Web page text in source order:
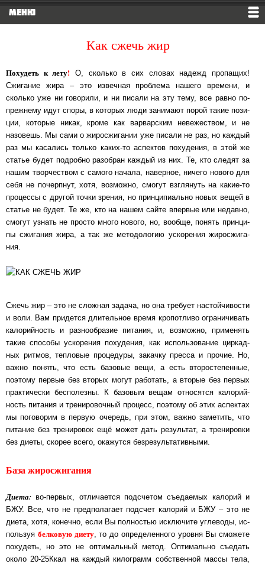
МЕНЮ
Как сжечь жир
Похудеть к лету! О, сколько в сих словах надежд пропащих!
Сжигание жира – это из­веч­ная проб­ле­ма нашего времени, и
сколько уже ни говорили, и ни писали на эту тему, все рав­но по-
преж­не­му идут споры, в которых люди занимают порой такие по­зи­
ции, ко­то­рые никак, кроме как варварским невежеством, и не
назовешь. Мы са­ми о жи­ро­сжи­га­нии уже пи­са­ли не раз, но каждый
раз мы касались только каких-то ас­пек­тов по­ху­де­ния, в этой же
статье будет подробно разобран каждый из них. Те, кто сле­дят за
на­шим твор­чест­вом с са­мо­го начала, наверное, ничего нового для
себя не по­черп­нут, хо­тя, воз­мож­но, смо­гут взглянуть на какие-то
процессы с другой точ­ки зре­ния, но прин­ци­пи­аль­но но­вых ве­щей в
статье не будет. Те же, кто на нашем сай­те впер­вые или не­дав­но,
смо­гут узнать не просто много нового, но, вообще, по­нять прин­ци­
пы сжи­га­ния жи­ра, а так же ме­то­до­ло­гию ус­ко­ре­ния жи­ро­сжи­га­
ния.
Сжечь жир – это не сложная задача, но она требует настойчивости
и воли. Вам при­дет­ся дли­тель­ное вре­мя кропотливо ограничивать
калорийность и разнообразие пи­та­ния, и, воз­мож­но, при­ме­нять
такие способы ускорения похудения, как использование цир­кад­
ных рит­мов, теп­ло­вые про­це­ду­ры, закачку пресса и прочие. Но,
важно понять, что есть ба­зо­вые ве­щи, а есть второстепенные,
поэтому пер­вые без вто­рых мо­гут ра­бо­тать, а вто­рые без пер­вых
прак­ти­чес­ки бес­по­лез­ны. К базовым вещам относятся ка­ло­рий­
ность пи­та­ния и тре­ни­ро­воч­ный про­цесс, поэтому об этих аспектах
мы по­го­во­рим в пер­вую оче­редь, при этом, важно заметить, что
питание без тренировок ещё мо­жет дать ре­зуль­тат, а тре­ни­ров­ки
без дие­ты, скорее всего, окажутся без­резуль­та­тив­ны­ми.
База жиросжигания
Диета: во-первых, отличается подсчетом съедаемых калорий и
БЖУ. Все, что не пред­по­ла­га­ет под­счет калорий и БЖУ – это не
диета, хотя, конечно, если Вы полностью ис­клю­чи­те уг­ле­во­ды, ис­
поль­зуя белковую диету, то до определенного уровня Вы смо­же­те
по­ху­деть, но это не оптимальный метод. Оптимально съедать
около 20-25Ккал на каж­дый ки­ло­грамм собст­вен­ной массы тела,